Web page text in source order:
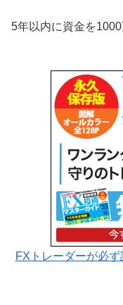
5年以内に資金を
FXトレーダーが必